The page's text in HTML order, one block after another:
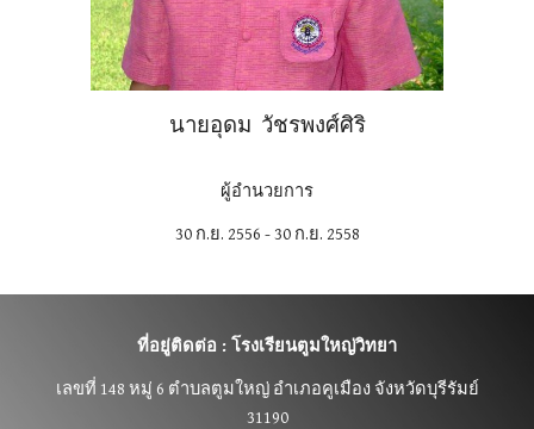
นายอุดม วัชรพงศ์ศิริ
ผู้อำนวยการ
30 ก.ย. 2556 - 30 ก.ย. 2558
ที่อยู่ติดต่อ : โรงเรียนตูมใหญ่วิทยา
เลขที่ 148 หมู่ 6 ตำบลตูมใหญ่ อำเภอคูเมือง จังหวัดบุรีรัมย์
31190